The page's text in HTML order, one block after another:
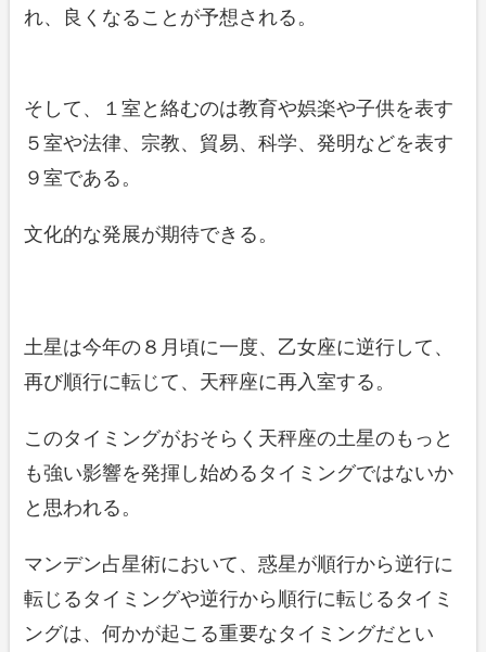
れ、良くなることが予想される。
そして、１室と絡むのは教育や娯楽や子供を表す
５室や法律、宗教、貿易、科学、発明などを表す
９室である。
文化的な発展が期待できる。
土星は今年の８月頃に一度、乙女座に逆行して、
再び順行に転じて、天秤座に再入室する。
このタイミングがおそらく天秤座の土星のもっと
も強い影響を発揮し始めるタイミングではないか
と思われる。
マンデン占星術において、惑星が順行から逆行に
転じるタイミングや逆行から順行に転じるタイミ
ングは、何かが起こる重要なタイミングだとい